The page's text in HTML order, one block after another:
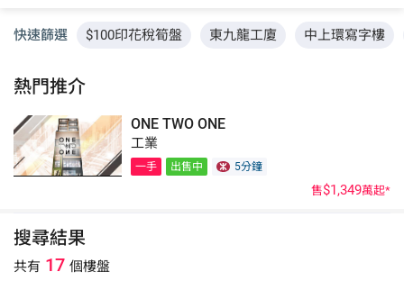
快速篩選 $100印花稅筍盤 東九龍工廈 中上環寫字樓
熱門推介
ONE TWO ONE
工業
一手 出售中 5分鐘
售$1,349萬起*
搜尋結果
共有 17 個樓盤